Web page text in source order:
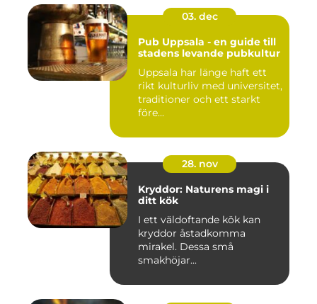
03. dec
Pub Uppsala - en guide till
stadens levande pubkultur
Uppsala har länge haft ett
rikt kulturliv med universitet,
traditioner och ett starkt
före...
28. nov
Kryddor: Naturens magi i
ditt kök
I ett väldoftande kök kan
kryddor åstadkomma
mirakel. Dessa små
smakhöjar...